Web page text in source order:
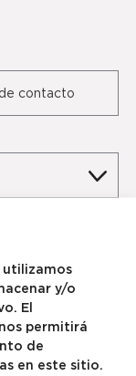
utilizamos
y/o
El
permitirá
de
en este sitio.